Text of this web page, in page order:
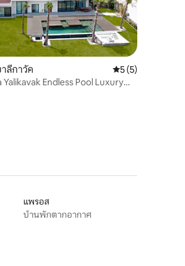
5, 4 รีวิว
ลีกาวัค คะแนนเฉลี่ย 5 จา
5 (5)
Yalikavak Endless Pool Luxury
แพรอส
บ้านพักตากอากาศ